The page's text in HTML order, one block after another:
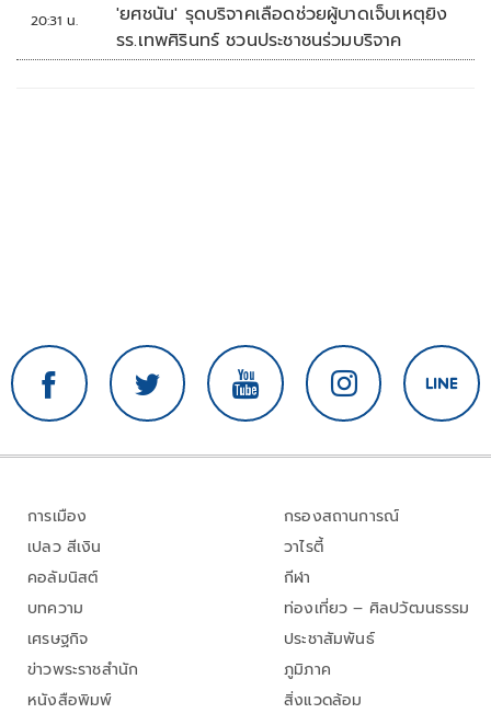
20:31 น.
'ยศชนัน' รุดบริจาคเลือดช่วยผู้บาดเจ็บเหตุยิง
รร.เทพศิรินทร์ ชวนประชาชนร่วมบริจาค
การเมือง
เปลว สีเงิน
คอลัมนิสต์
บทความ
เศรษฐกิจ
ข่าวพระราชสำนัก
หนังสือพิมพ์
กรองสถานการณ์
วาไรตี้
กีฬา
ท่องเที่ยว – ศิลปวัฒนธรรม
ประชาสัมพันธ์
ภูมิภาค
สิ่งแวดล้อม